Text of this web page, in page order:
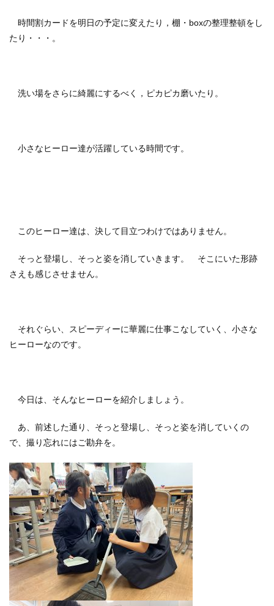
時間割カードを明日の予定に変えたり，棚・boxの整理整頓をし
たり・・・。
洗い場をさらに綺麗にするべく，ピカピカ磨いたり。
小さなヒーロー達が活躍している時間です。
このヒーロー達は、決して目立つわけではありません。
そっと登場し、そっと姿を消していきます。 そこにいた形跡
さえも感じさせません。
それぐらい、スピーディーに華麗に仕事こなしていく、小さな
ヒーローなのです。
今日は、そんなヒーローを紹介しましょう。
あ、前述した通り、そっと登場し、そっと姿を消していくの
で、撮り忘れにはご勘弁を。